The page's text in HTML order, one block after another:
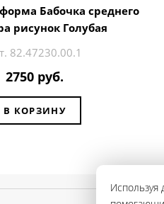
Бабочка среднего
рисунок Голубая
82.47230.00.1
2750 руб.
В КОРЗИНУ
Используя